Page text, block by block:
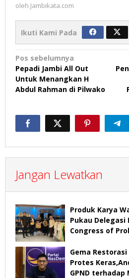
oleh Jambikata.com
Ikuti Kami Pada
Navigasi
pos
Pos sebelumnya
Pepadi Jambi All Out
Untuk Menangkan H
Abdul Rahman di Pilwako
Jangan Lewatkan
Produk Karya
Pukau
Congress of
Gema
Protes
GPND terhadap